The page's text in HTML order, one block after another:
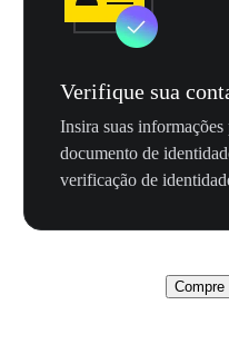
Verifique sua
Insira suas informações
documento de
verificação de
Compre